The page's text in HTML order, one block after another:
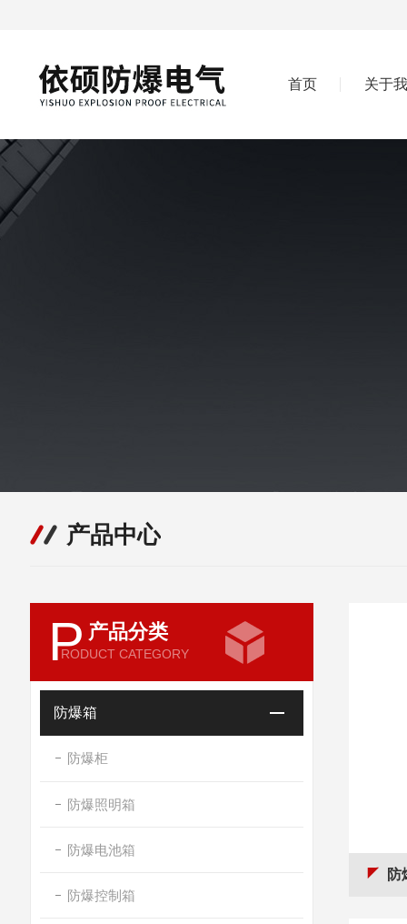
首页 关于
产品中心
P 产品分类
RODUCT CATEGORY
防爆箱
防爆柜
防爆照明箱
防爆电池箱
防爆控制箱
防